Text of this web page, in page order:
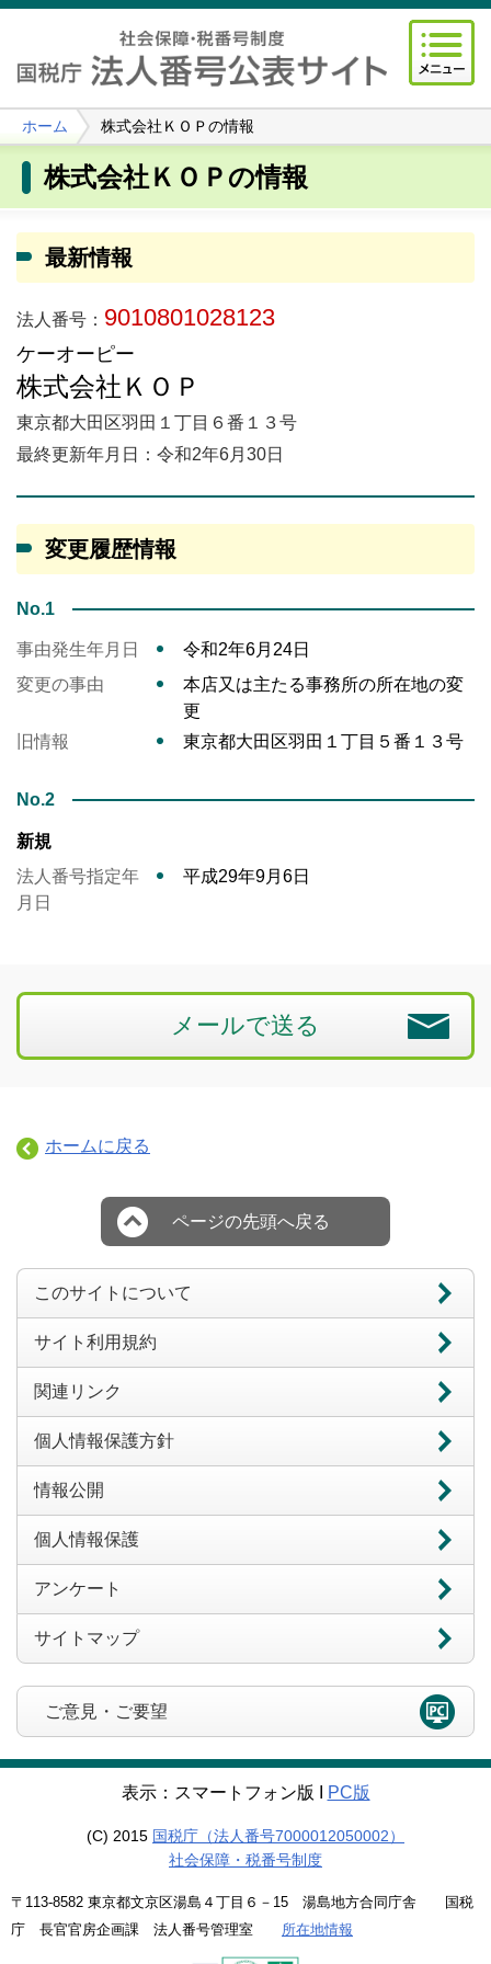
ホーム 株式会社ＫＯＰの情報
株式会社ＫＯＰの情報
最新情報
法人番号： 9010801028123
ケーオーピー
株式会社ＫＯＰ
東京都大田区羽田１丁目６番１３号
最終更新年月日：令和2年6月30日
変更履歴情報
No.1
事由発生年月日
令和2年6月24日
変更の事由
本店又は主たる事務所の所在地の変
更
旧情報
東京都大田区羽田１丁目５番１３号
No.2
新規
法人番号指定年
月日
平成29年9月6日
メールで送る
ホームに戻る
ページの先頭へ戻る
このサイトについて
サイト利用規約
関連リンク
個人情報保護方針
情報公開
個人情報保護
アンケート
サイトマップ
ご意見・ご要望
表示：スマートフォン版 Ι PC版
(C) 2015 国税庁（法人番号7000012050002）
社会保障・税番号制度
〒113-8582 東京都文京区湯島４丁目６－15 湯島地方合同庁舎 国税
庁 長官官房企画課 法人番号管理室 所在地情報